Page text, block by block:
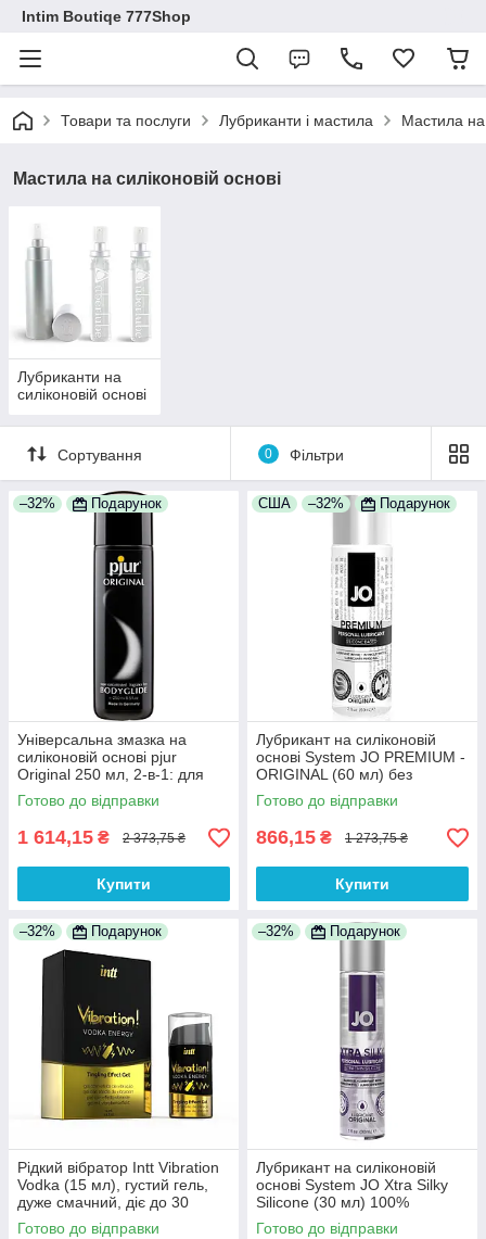
Intim Boutiqe 777Shop
Товари та послуги Лубриканти і мастила Мастила на
Мастила на силіконовій основі
Лубриканти на
силіконовій основі
Сортування 0 Фільтри
–32% Подарунок
Універсальна змазка на
силіконовій основі pjur
Original 250 мл, 2-в-1: для
сексу і масажу 100%
Анонімності
Готово до відправки
1 614,15 ₴ 2 373,75 ₴
Купити
США –32% Подарунок
Лубрикант на силіконовій
основі System JO PREMIUM -
ORIGINAL (60 мл) без
консервантів та
ароматизаторів 100%
Готово до відправки
866,15 ₴ 1 273,75 ₴
Купити
–32% Подарунок
Рідкий вібратор Intt Vibration
Vodka (15 мл), густий гель,
дуже смачний, діє до 30
хвилин 100% Анонімності
Готово до відправки
–32% Подарунок
Лубрикант на силіконовій
основі System JO Xtra Silky
Silicone (30 мл) 100%
Анонімності
Готово до відправки